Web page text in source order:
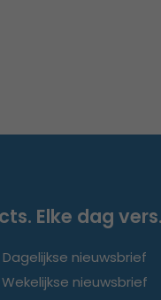
Elke dag
Dagelijkse nieuwsbrief
Wekelijkse nieuwsbrief